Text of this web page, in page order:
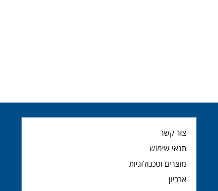
צור קשר
תנאי שימוש
מוצרים וטכנולוגיות
ארכיון